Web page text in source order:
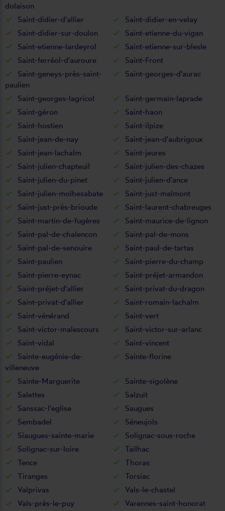
dolaison
Saint-didier-d'allier
Saint-didier-en-velay
Saint-didier-sur-doulon
Saint-etienne-du-vigan
Saint-etienne-lardeyrol
Saint-etienne-sur-blesle
Saint-ferréol-d'auroure
Saint-Front
Saint-geneys-près-saint-
paulien
Saint-georges-d'aurac
Saint-georges-lagricol
Saint-germain-laprade
Saint-géron
Saint-haon
Saint-hostien
Saint-ilpize
Saint-jean-de-nay
Saint-jean-d'aubrigoux
Saint-jean-lachalm
Saint-jeures
Saint-julien-chapteuil
Saint-julien-des-chazes
Saint-julien-du-pinet
Saint-julien-d'ance
Saint-julien-molhesabate
Saint-just-malmont
Saint-just-près-brioude
Saint-laurent-chabreuges
Saint-martin-de-fugères
Saint-maurice-de-lignon
Saint-pal-de-chalencon
Saint-pal-de-mons
Saint-pal-de-senouire
Saint-paul-de-tartas
Saint-paulien
Saint-pierre-du-champ
Saint-pierre-eynac
Saint-préjet-armandon
Saint-préjet-d'allier
Saint-privat-du-dragon
Saint-privat-d'allier
Saint-romain-lachalm
Saint-vénérand
Saint-vert
Saint-victor-malescours
Saint-victor-sur-arlanc
Saint-vidal
Saint-vincent
Sainte-eugénie-de-
villeneuve
Sainte-florine
Sainte-Marguerite
Sainte-sigolène
Salettes
Salzuit
Sanssac-l'eglise
Saugues
Sembadel
Séneujols
Siaugues-sainte-marie
Solignac-sous-roche
Solignac-sur-loire
Tailhac
Tence
Thoras
Tiranges
Torsiac
Valprivas
Vals-le-chastel
Vals-près-le-puy
Varennes-saint-honorat